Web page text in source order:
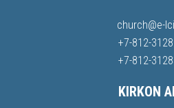
church@e-
+7-812-
+7-812-
KIRKON